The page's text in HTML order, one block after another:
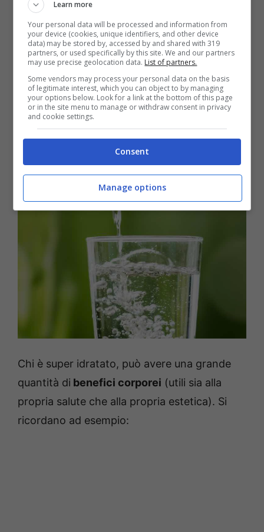
allattamentodovrebbero bere
rispettivamente0.3 litri e 0.7 litri di
acqua
Si dovrebbe inoltre aumentare la
quantità di acqua quando si svolgo
deglisforzi fisici, dato che – in queste
circostanze – si possono perdere fino a
2 litri di acqua ogni ora.
Chi è super idratato, può avere una grande
quantità di benefici corporei (utili sia alla
propria salute che alla propria estetica). Si
ricordano ad esempio:
Learn more
Your personal data will be processed and information from
your device (cookies, unique identifiers, and other device
data) may be stored by, accessed by and shared with 319
partners, or used specifically by this site. We and our partners
may use precise geolocation data. List of partners.
Some vendors may process your personal data on the basis
of legitimate interest, which you can object to by managing
your options below. Look for a link at the bottom of this page
or in the site menu to manage or withdraw consent in privacy
and cookie settings.
Consent
Manage options